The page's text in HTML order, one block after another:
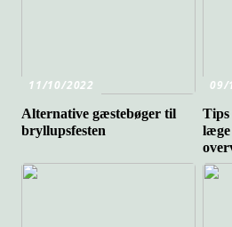
11/10/2022
Alternative gæstebøger til
bryllupsfesten
09/
Tips